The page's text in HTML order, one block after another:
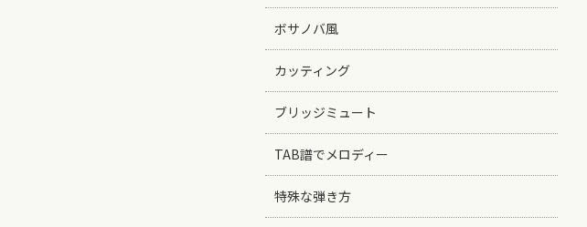
ボサノバ風
カッティング
ブリッジミュート
TAB譜でメロディー
特殊な弾き方